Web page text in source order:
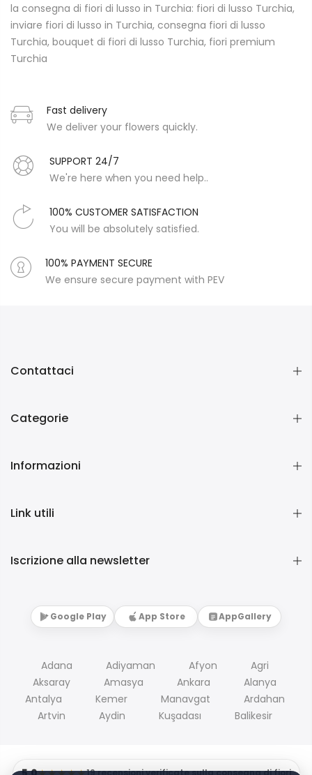
la consegna di fiori di lusso in Turchia: fiori di lusso Turchia,
inviare fiori di lusso in Turchia, consegna fiori di lusso
Turchia, bouquet di fiori di lusso Turchia, fiori premium
Turchia
Fast delivery
We deliver your flowers quickly.
SUPPORT 24/7
We're here when you need help..
100% CUSTOMER SATISFACTION
You will be absolutely satisfied.
100% PAYMENT SECURE
We ensure secure payment with PEV
Contattaci
Categorie
Informazioni
Link utili
Iscrizione alla newsletter
Google Play App Store AppGallery
Adana Adiyaman Afyon
Agri
Aksaray
Amasya Ankara
Alanya
Antalya
Kemer Manavgat
Ardahan
Artvin
Aydin Kuşadası Balikesir